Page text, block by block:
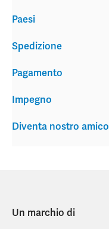
Spedizione
Pagamento
Impegno
Diventa nostro amico
Paesi
Un marchio di